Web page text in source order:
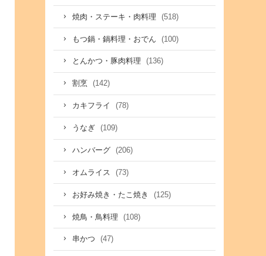
焼肉・ステーキ・肉料理 (518)
もつ鍋・鍋料理・おでん (100)
とんかつ・豚肉料理 (136)
割烹 (142)
カキフライ (78)
うなぎ (109)
ハンバーグ (206)
オムライス (73)
お好み焼き・たこ焼き (125)
焼鳥・鳥料理 (108)
串かつ (47)